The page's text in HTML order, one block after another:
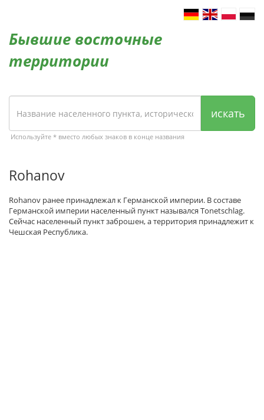
Бывшие восточные
территории
искать
Используйте * вместо любых знаков в конце названия
Rohanov
Rohanov ранее принадлежал к Германской империи. В составе
Германской империи населенный пункт назывался Tonetschlag.
Сейчас населенный пункт заброшен, а территория принадлежит к
Чешская Республика.